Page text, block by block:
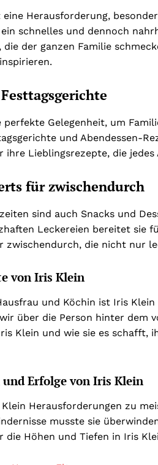
Herausforderung,
schnelles und dennoch
der ganzen Familie
perfekte Gelegenheit, um
und Abendessen-
ihre Lieblingsrezepte, die jedes
für zwischendurch
sind auch Snacks und
Leckereien bereitet sie
zwischendurch, die nicht nur
von Iris Klein
und Köchin ist Iris
über die Person hinter dem
Klein und wie sie es schafft,
Erfolge von Iris Klein
Herausforderungen zu
musste sie
die Höhen und Tiefen in Iris